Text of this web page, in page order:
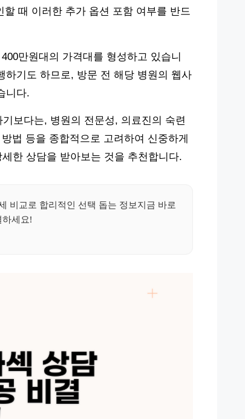
때 이러한 추가 옵션 포함 여부를 반드
만원대의 가격대를 형성하고 있습니
하기도 하므로, 방문 전 해당 병원의 웹사
니다.
보다는, 병원의 전문성, 의료진의 숙련
법 등을 종합적으로 고려하여 신중하게
한 상담을 받아보는 것을 추천합니다.
비교로 합리적인 선택 돕는 정보지금 바로
세요!